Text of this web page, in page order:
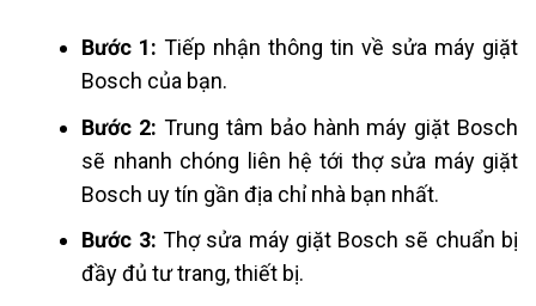
Bước 1: Tiếp nhận thông tin về sửa máy giặt
Bosch của bạn.
Bước 2: Trung tâm bảo hành máy giặt Bosch
sẽ nhanh chóng liên hệ tới thợ sửa máy giặt
Bosch uy tín gần địa chỉ nhà bạn nhất.
Bước 3: Thợ sửa máy giặt Bosch sẽ chuẩn bị
đầy đủ tư trang, thiết bị.